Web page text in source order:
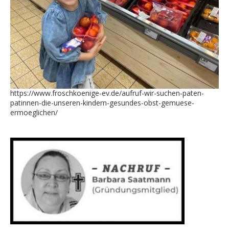
https://www.froschkoenige-ev.de/aufruf-wir-suchen-paten-
patinnen-die-unseren-kindern-gesundes-obst-gemuese-
ermoeglichen/